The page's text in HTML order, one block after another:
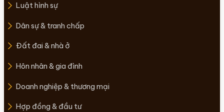
Luật hình sự
Dân sự & tranh chấp
Đất đai & nhà ở
Hôn nhân & gia đình
Doanh nghiệp & thương mại
Hợp đồng & đầu tư